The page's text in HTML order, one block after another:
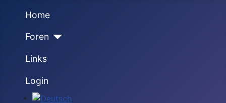
Home
Foren
Links
Login
Sprache auswählen